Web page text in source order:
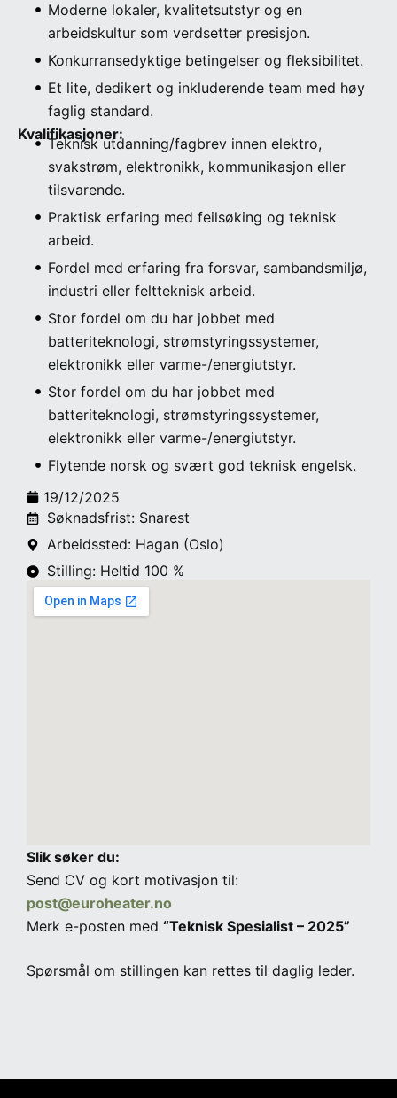
Moderne lokaler, kvalitetsutstyr og en
arbeidskultur som verdsetter presisjon.
Konkurransedyktige betingelser og fleksibilitet.
Et lite, dedikert og inkluderende team med høy
faglig standard.
Kvalifikasjoner:
Teknisk utdanning/fagbrev innen elektro,
svakstrøm, elektronikk, kommunikasjon eller
tilsvarende.
Praktisk erfaring med feilsøking og teknisk
arbeid.
Fordel med erfaring fra forsvar, sambandsmiljø,
industri eller feltteknisk arbeid.
Stor fordel om du har jobbet med
batteriteknologi, strømstyringssystemer,
elektronikk eller varme-/energiutstyr.
Stor fordel om du har jobbet med
batteriteknologi, strømstyringssystemer,
elektronikk eller varme-/energiutstyr.
Flytende norsk og svært god teknisk engelsk.
19/12/2025
Søknadsfrist: Snarest
Arbeidssted: Hagan (Oslo)
Stilling: Heltid 100 %
Slik søker du:
Send CV og kort motivasjon til:
post@euroheater.no
Merk e-posten med “Teknisk Spesialist – 2025”
Spørsmål om stillingen kan rettes til daglig leder.